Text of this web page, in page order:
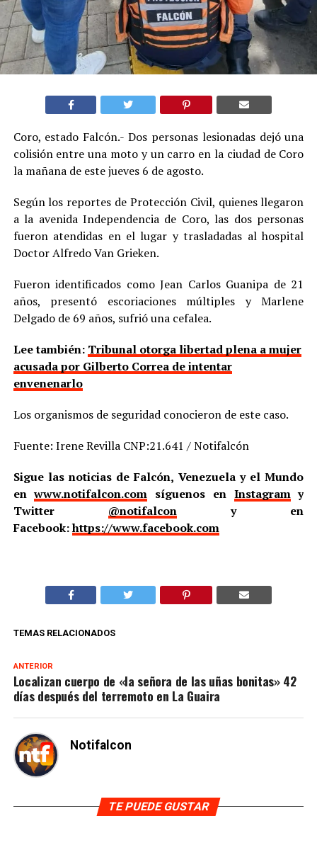
Coro, estado Falcón.- Dos personas lesionadas dejó una
colisión entre una moto y un carro en la ciudad de Coro
la mañana de este jueves 6 de agosto.
Según los reportes de Protección Civil, quienes llegaron
a la avenida Independencia de Coro, las dos personas
fueron atendidas en el lugar y trasladadas al hospital
Doctor Alfredo Van Grieken.
Fueron identificados como Jean Carlos Guanipa de 21
años, presentó escoriaciones múltiples y Marlene
Delgado de 69 años, sufrió una cefalea.
Lee también: Tribunal otorga libertad plena a mujer
acusada por Gilberto Correa de intentar
envenenarlo
Los organismos de seguridad conocieron de este caso.
Fuente: Irene Revilla CNP:21.641 / Notifalcón
Sigue las noticias de Falcón, Venezuela y el Mundo
enwww.notifalcon.com síguenos en Instagramy
Twitter @notifalcony en
Facebook:https://www.facebook.com
TEMAS RELACIONADOS
ANTERIOR
Localizan cuerpo de «la señora de las uñas bonitas» 42
días después del terremoto en La Guaira
Notifalcon
TE PUEDE GUSTAR